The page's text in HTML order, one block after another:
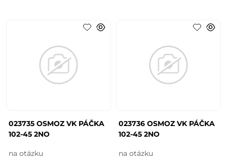
023735 OSMOZ VK PÁČKA
102-45 2NO
na otázku
023736 OSMOZ VK PÁČKA
102-45 2NO
na otázku